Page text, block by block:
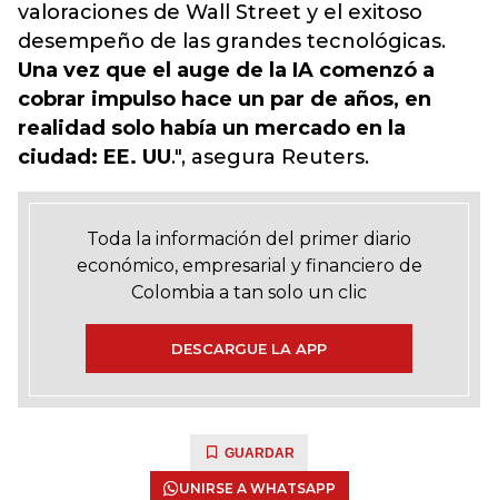
valoraciones de Wall Street y el exitoso
desempeño de las grandes tecnológicas.
Una vez que el auge de la IA comenzó a
cobrar impulso hace un par de años, en
realidad solo había un mercado en la
ciudad: EE. UU.", asegura Reuters.
Toda la información del primer diario
económico, empresarial y financiero de
Colombia a tan solo un clic
DESCARGUE LA APP
GUARDAR
UNIRSE A WHATSAPP